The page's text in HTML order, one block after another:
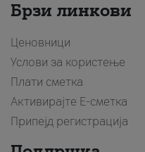
Брзи линкови
Ценовници
Услови за користење
Плати сметка
Активирајте Е-сметка
Припејд регистрација